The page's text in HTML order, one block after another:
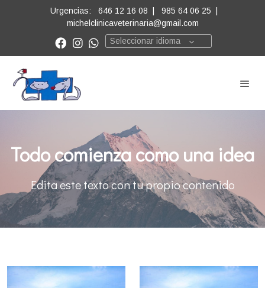
Urgencias: 646 12 16 08 985 64 06 25
michelclinicaveterinaria@gmail.com
Seleccionar idioma
Todo comienza como una idea
Edita este texto con tu propio contenido